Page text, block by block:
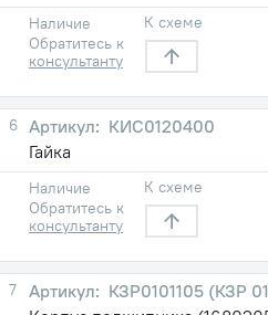
Наличие
Обратитесь к
консультанту
К схеме
6
КИС0120400
Гайка
Наличие
Обратитесь к
консультанту
К схеме
7
КЗР0101105 (КЗР